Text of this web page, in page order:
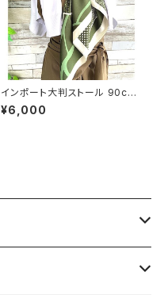
インポート大判ストール 90cm
大判スクエア Silk Feeling お
しゃれスカーフ/グリーン
¥6,000